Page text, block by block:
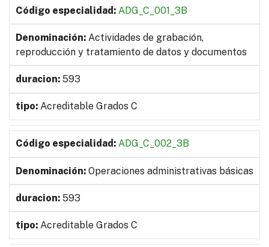
ADG_C_001_3B
Actividades de grabación,
reproducción y tratamiento de datos y documentos
593
Acreditable Grados C
ADG_C_002_3B
Operaciones administrativas básicas
593
Acreditable Grados C